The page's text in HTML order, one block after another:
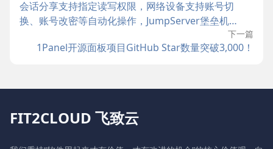
会话分享支持指定读写权限，网络设备支持账号切
换、账号改密等自动化操作，JumpServer堡垒机
下一篇
1Panel开源面板项目GitHub Star数量突破3,000！
FIT2CLOUD 飞致云